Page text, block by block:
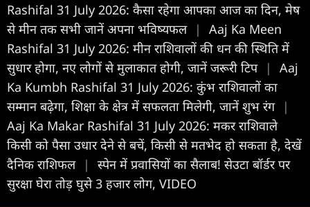
Rashifal 31 July 2026: कैसा रहेगा आपका आज का द‍िन, मेष
से मीन तक सभी जानें अपना भविष्यफल |
Aaj Ka Meen
Rashifal 31 July 2026: मीन राशिवालों की धन की स्थिति में
सुधार होगा, नए लोगों से मुलाकात होगी, जानें जरूरी टिप |
Aaj
Ka Kumbh Rashifal 31 July 2026: कुंभ राशिवालों का
सम्मान बढ़ेगा, शिक्षा के क्षेत्र में सफलता मिलेगी, जानें शुभ रंग |
Aaj Ka Makar Rashifal 31 July 2026: मकर राशिवाले
किसी को पैसा उधार देने से बचें, किसी से मतभेद हो सकता है, देखें
दैनिक राशिफल |
स्पेन में प्रवासियों का सैलाब! सेउटा बॉर्डर पर
सुरक्षा घेरा तोड़ घुसे 3 हजार लोग, VIDEO